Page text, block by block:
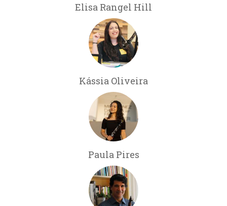
Elisa Rangel Hill
Kássia Oliveira
Paula Pires